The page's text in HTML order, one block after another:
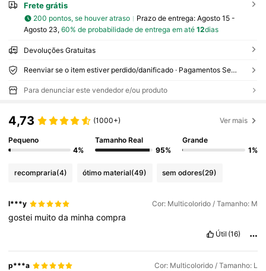
Frete grátis
200 pontos, se houver atraso Prazo de entrega: Agosto 15 -
Agosto 23, 60% de probabilidade de entrega em até 12dias
Devoluções Gratuitas
Reenviar se o item estiver perdido/danificado · Pagamentos Seguros · Proteção de privacidade
Para denunciar este vendedor e/ou produto
4,73 (1000+) Ver mais
Pequeno
4%
Tamanho Real
95%
Grande
1%
recompraria(4) ótimo material(49) sem odores(29)
l***y Cor: Multicolorido / Tamanho: M
gostei muitoda minhacompra
Útil (16)
p***a Cor: Multicolorido / Tamanho: L